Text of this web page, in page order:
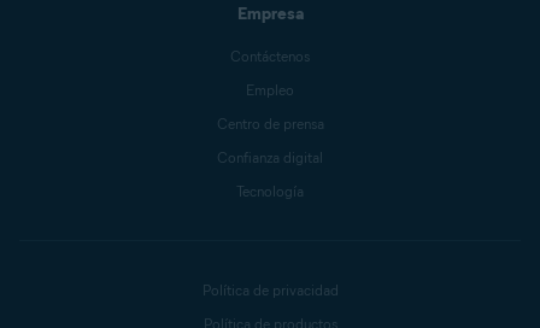
Empresa
Contáctenos
Empleo
Centro de prensa
Confianza digital
Tecnología
Política de privacidad
Política de productos